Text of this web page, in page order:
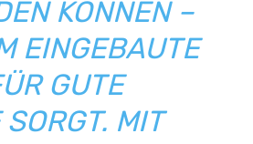
KÖNNEN – U
L
GUTE L
MIT D